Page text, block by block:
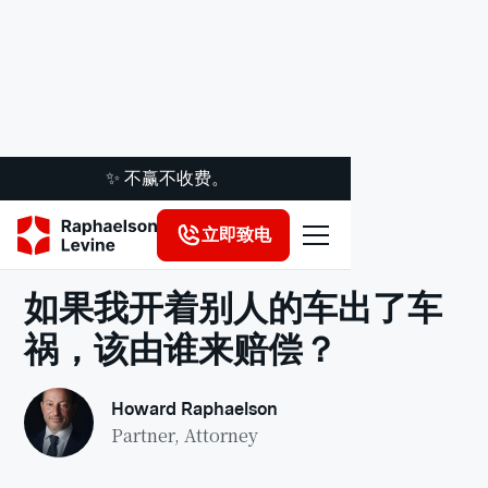
✨ 不赢不收费。
立即致电
法律洞察
如果我开着别人的车出了车
祸，该由谁来赔偿？
Howard Raphaelson
Partner, Attorney